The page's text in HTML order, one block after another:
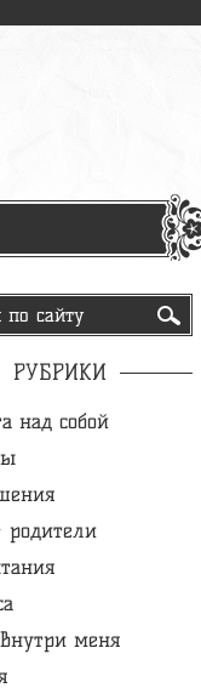
РУБРИКИ
над собой
меня